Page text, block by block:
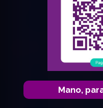
Mano,